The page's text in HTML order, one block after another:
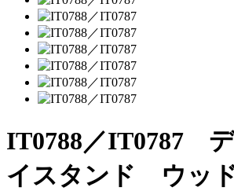
IT0788／IT0787
イスタンド ウッ